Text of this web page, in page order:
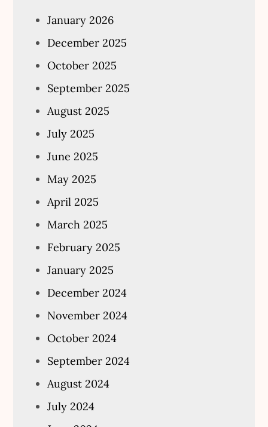
January 2026
December 2025
October 2025
September 2025
August 2025
July 2025
June 2025
May 2025
April 2025
March 2025
February 2025
January 2025
December 2024
November 2024
October 2024
September 2024
August 2024
July 2024